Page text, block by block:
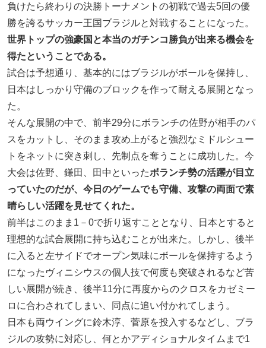
負けたら終わりの決勝トーナメントの初戦で過去5回の優
勝を誇るサッカー王国ブラジルと対戦することになった。
世界トップの強豪国と本当のガチンコ勝負が出来る機会を
得たということである。
試合は予想通り、基本的にはブラジルがボールを保持し、
日本はしっかり守備のブロックを作って耐える展開となっ
た。
そんな展開の中で、前半29分にボランチの佐野が相手のパ
スをカットし、そのまま攻め上がると強烈なミドルシュー
トをネットに突き刺し、先制点を奪うことに成功した。今
大会は佐野、鎌田、田中といったボランチ勢の活躍が目立
っていたのだが、今日のゲームでも守備、攻撃の両面で素
晴らしい活躍を見せてくれた。
前半はこのまま1－0で折り返すこととなり、日本とすると
理想的な試合展開に持ち込むことが出来た。しかし、後半
に入ると左サイドでオープン気味にボールを保持するよう
になったヴィニシウスの個人技で何度も突破されるなど苦
しい展開が続き、後半11分に再度からのクロスをカゼミー
ロに合わされてしまい、同点に追い付かれてしまう。
日本も両ウイングに鈴木淳、菅原を投入するなどし、ブラ
ジルの攻勢に対応し、何とかアディショナルタイムまで1